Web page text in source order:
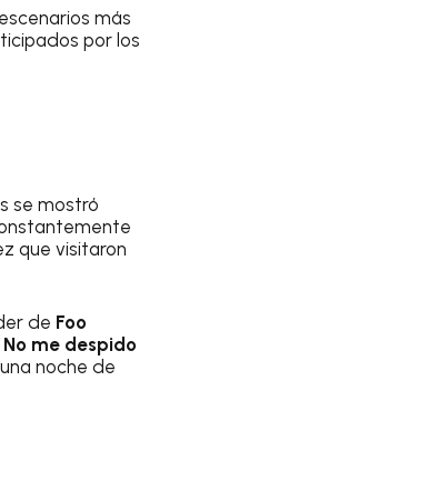
más
por los
se mostró
que visitaron
de Foo
me despido
noche de